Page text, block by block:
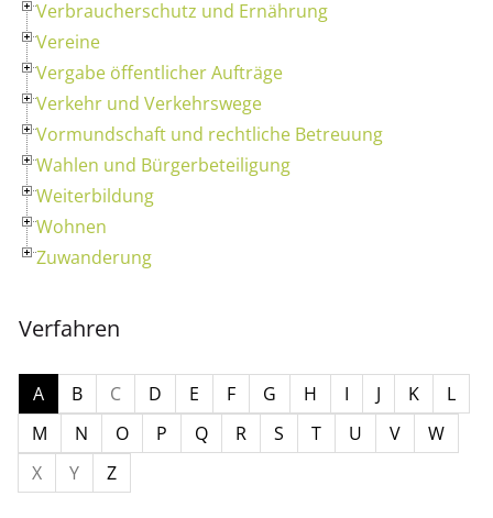
Verbraucherschutz und Ernährung
Vereine
Vergabe öffentlicher Aufträge
Verkehr und Verkehrswege
Vormundschaft und rechtliche Betreuung
Wahlen und Bürgerbeteiligung
Weiterbildung
Wohnen
Zuwanderung
Verfahren
A B C D E F G H I J K
L
M
N O P Q R S T U V
W
X
Y Z